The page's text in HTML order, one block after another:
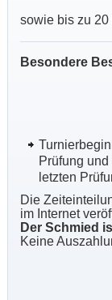
sowie bis zu
Besondere
Prüfung
letzten
Die
im Internet
Der Schmied
Keine